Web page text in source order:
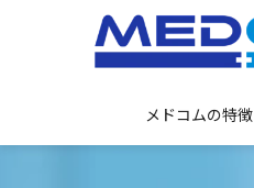
メドコムの特徴